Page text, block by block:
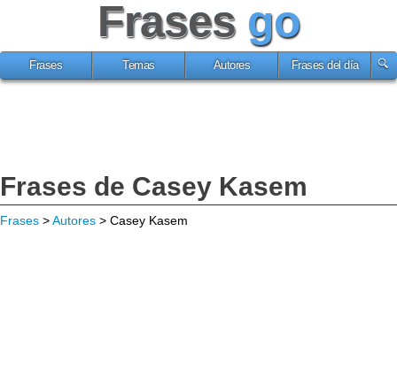
Frases go
Frases Temas Autores Frases del día
Frases de Casey Kasem
Frases >Autores > Casey Kasem